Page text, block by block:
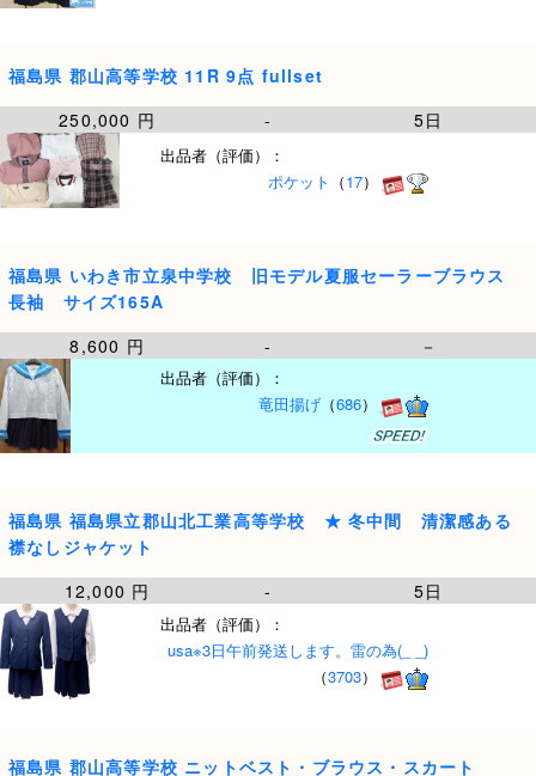
福島県 郡山高等学校 11R 9点 fullset
250,000 円
- 5日
出品者（評価）：
ポケット （17）
福島県 いわき市立泉中学校 旧モデル夏服セーラーブラウス
長袖 サイズ165A
8,600 円
- －
出品者（評価）：
竜田揚げ （686）
福島県 福島県立郡山北工業高等学校 ★ 冬中間 清潔感ある
襟なしジャケット
12,000 円
- 5日
出品者（評価）：
usa※3日午前発送します。雷の為(_ _)
（3703）
福島県 郡山高等学校 ニットベスト・ブラウス・スカート